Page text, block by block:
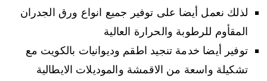
لذلك نعمل أيضا على توفير جميع انواع ورق الجدران
المقأوم للرطوبة والحرارة العالية
توفير أيضا خدمة تنجيد اطقم وديوانيات بالكويت مع
تشكيلة واسعة من الاقمشة والموديلات الايطالية